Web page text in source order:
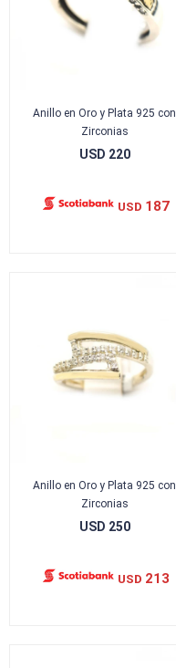
Anillo en Oro y Plata 925 con
Zirconias
USD 220
USD 187
Anillo en Oro y Plata 925 con
Zirconias
USD 250
USD 213